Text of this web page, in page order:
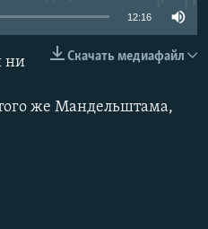
12:16
Скачать медиафайл
ни
же Мандельштама,